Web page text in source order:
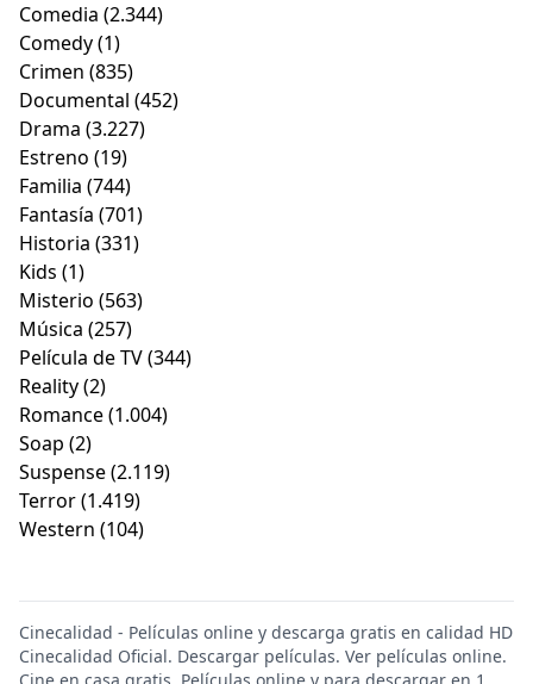
Comedia (2.344)
Comedy(1)
Crimen (835)
Documental (452)
Drama (3.227)
Estreno (19)
Familia (744)
Fantasía (701)
Historia (331)
Kids (1)
Misterio (563)
Música (257)
Película de TV(344)
Reality(2)
Romance(1.004)
Soap (2)
Suspense(2.119)
Terror(1.419)
Western (104)
Cinecalidad - Películas online y descarga gratis en calidad HD
Cinecalidad Oficial. Descargar películas. Ver películas online.